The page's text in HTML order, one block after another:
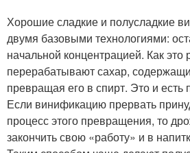
Хорошие сладкие и полусладкие
двумя базовыми технологиями:
начальной концентрацией. Как
перерабатывают сахар,
превращая его в спирт. Это и есть
Если винификацию прервать
процесс этого превращения, то
закончить свою «работу» и в